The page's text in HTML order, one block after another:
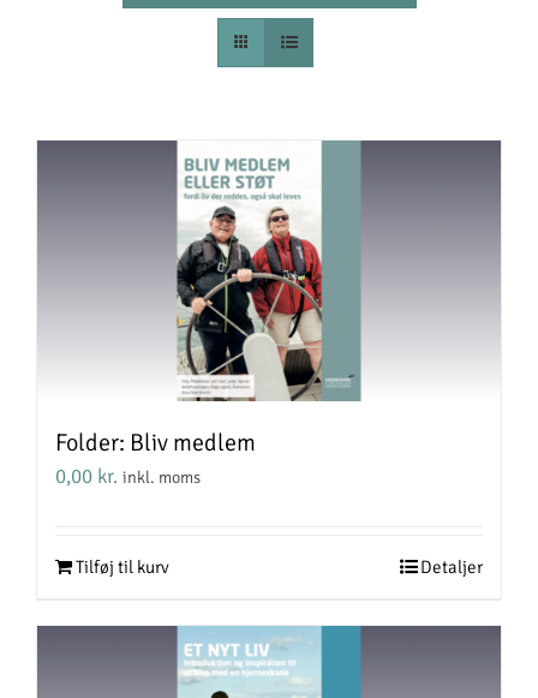
Folder: Bliv medlem
0,00 kr. inkl. moms
Tilføj til kurv Detaljer